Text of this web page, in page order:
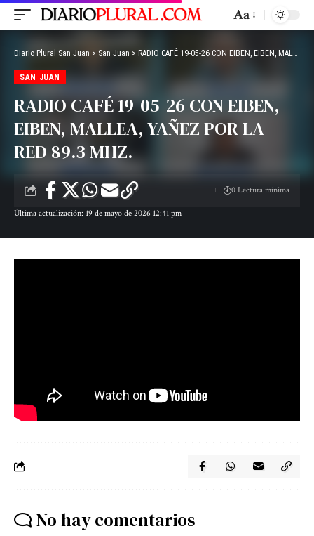
Aa
Diario Plural San Juan > San Juan > RADIO CAFÉ 19-05-26 CON EIBEN, EIBEN, MALLEA, YAÑEZ POR LA RED 89.3 MHZ.
SAN JUAN
RADIO CAFÉ 19-05-26 CON EIBEN,
EIBEN, MALLEA, YAÑEZ POR LA
RED 89.3 MHZ.
Última actualización: 19 de mayo de 2026 12:41 pm
0 Lectura mínima
No hay comentarios